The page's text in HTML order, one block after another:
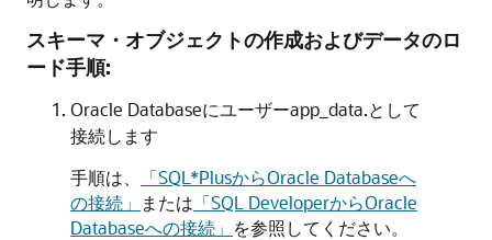
スキーマ・オブジェクトの作成およびデータのロ
ード手順:
Oracle Databaseにユーザーapp_data.として
接続します
手順は、
「SQL*PlusからOracle Databaseへ
の接続」 または 「SQL DeveloperからOracle
Databaseへの接続」 を参照してください。